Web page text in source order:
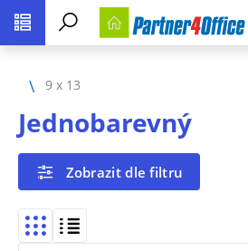
9 x 13
Jednobarevný
Zobrazit dle filtru